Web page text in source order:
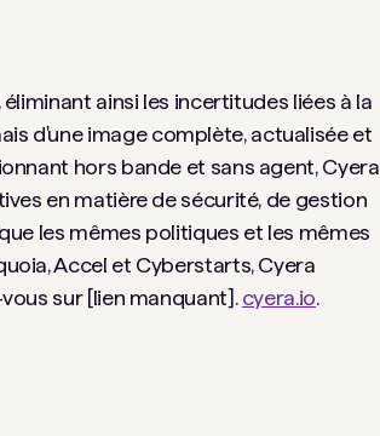
ainsi les incertitudes liées à la
d'une image complète, actualisée et
hors bande et sans agent, Cyera
en matière de sécurité, de gestion
les mêmes politiques et les mêmes
Accel et Cyberstarts, Cyera
sur [lien manquant].cyera.io.